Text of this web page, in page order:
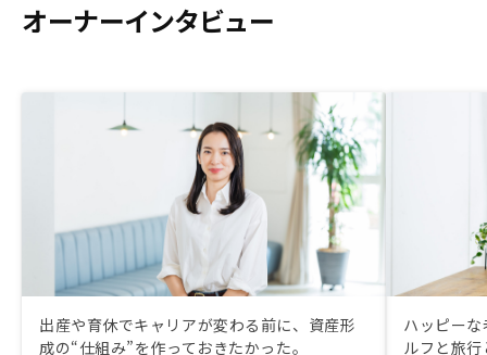
オーナーインタビュー
出産や育休でキャリアが変わる前に、資産形
成の“仕組み”を作っておきたかった。
ハッピー
ルフと旅